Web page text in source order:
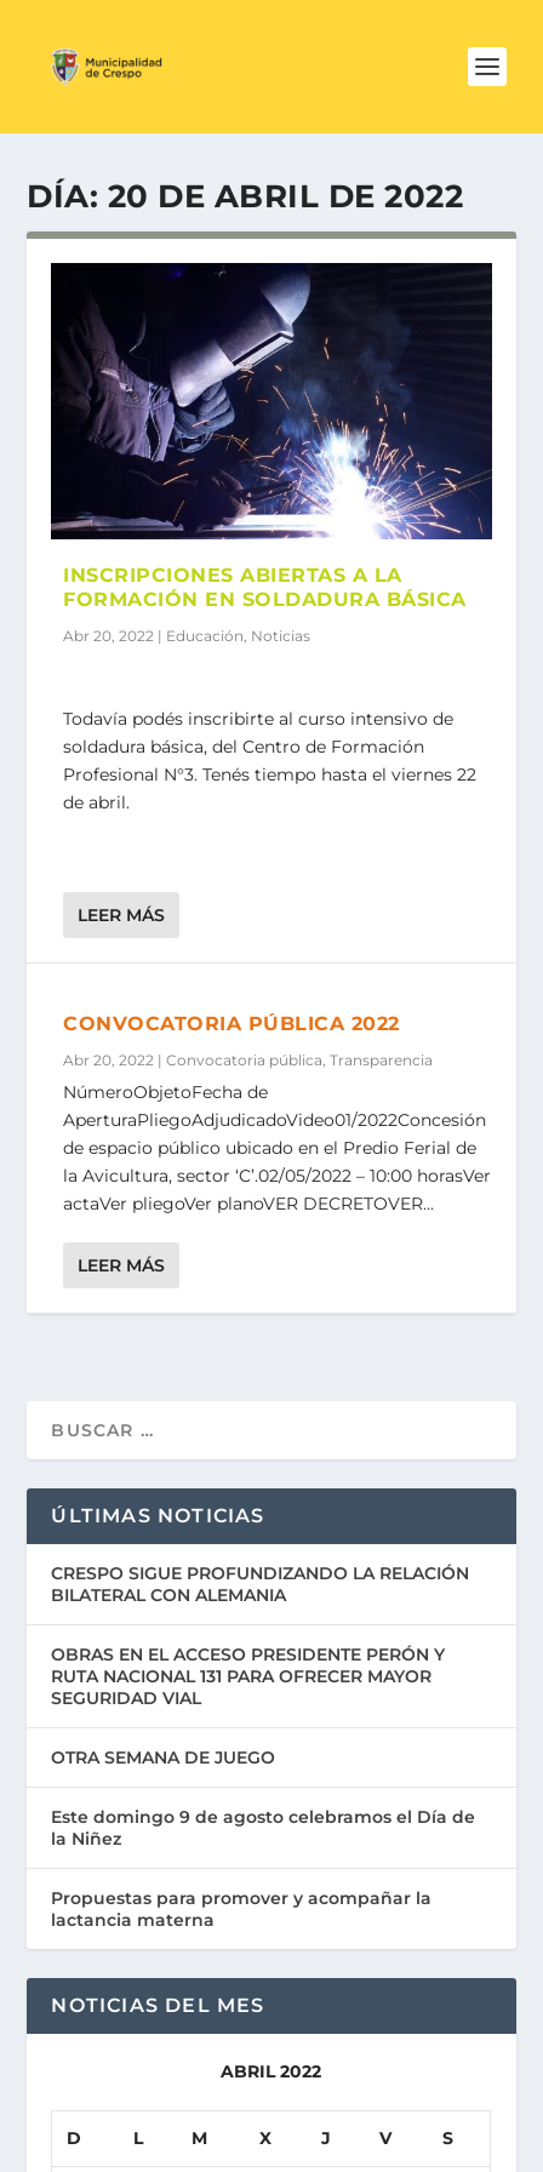
DÍA: 20 DE ABRIL DE 2022
INSCRIPCIONES ABIERTAS A LA
FORMACIÓN EN SOLDADURA BÁSICA
Abr 20, 2022 | Educación Noticias
Todavía podés inscribirte al curso intensivo de
soldadura básica, del Centro de Formación
Profesional N°3. Tenés tiempo hasta el viernes 22
de abril.
LEER MÁS
CONVOCATORIA PÚBLICA 2022
Abr 20, 2022 |Convocatoria pública,Transparencia
NúmeroObjetoFecha de
AperturaPliegoAdjudicadoVideo01/2022Concesión
de espacio público ubicado en el Predio Ferial de
la Avicultura, sector ‘C’.02/05/2022 – 10:00 horasVer
actaVer pliegoVer planoVER DECRETOVER...
LEER MÁS
ÚLTIMAS NOTICIAS
CRESPO SIGUE PROFUNDIZANDO LA RELACIÓN
BILATERAL CON ALEMANIA
OBRAS EN EL ACCESO PRESIDENTE PERÓN Y
RUTA NACIONAL 131 PARA OFRECER MAYOR
SEGURIDAD VIAL
OTRA SEMANA DE JUEGO
Este domingo 9 de agosto celebramos el Día de
la Niñez
Propuestas para promover y acompañar la
lactancia materna
NOTICIAS DEL MES
ABRIL 2022
D L M X J V S